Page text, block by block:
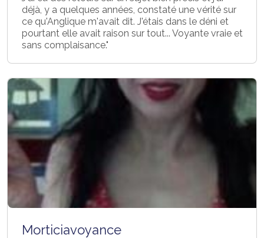
déjà, y a quelques années, constaté une vérité sur
ce qu'Anglique m'avait dit. J'étais dans le déni et
pourtant elle avait raison sur tout... Voyante vraie et
sans complaisance."
Morticiavoyance